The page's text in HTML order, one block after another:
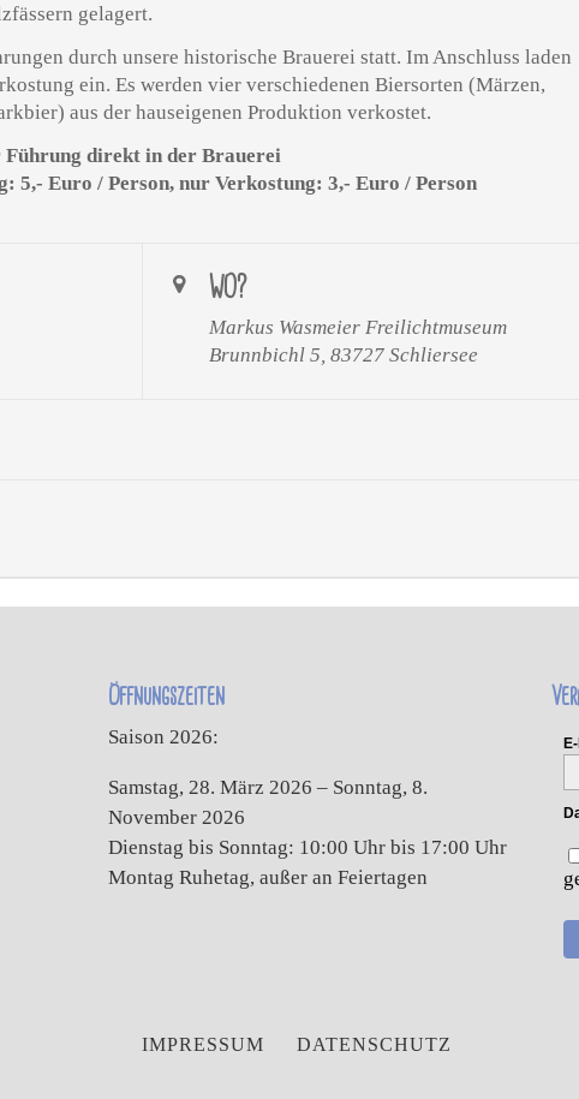
gelagert.
durch unsere historische Brauerei statt. Im Anschluss laden
ein. Es werden vier verschiedenen Biersorten (Märzen,
aus der hauseigenen Produktion verkostet.
Führung direkt in der Brauerei
5,- Euro / Person, nur Verkostung: 3,- Euro / Person
WO?
Markus Wasmeier Freilichtmuseum
Brunnbichl 5, 83727 Schliersee
Öffnungszeiten
Saison 2026:
Samstag, 28. März 2026 – Sonntag, 8.
November 2026
Dienstag bis Sonntag: 10:00 Uhr bis 17:00 Uhr
Montag Ruhetag, außer an Feiertagen
IMPRESSUM DATENSCHUTZ